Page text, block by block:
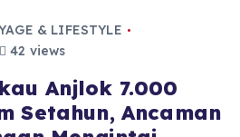
& LIFESTYLE
42 views
Anjlok 7.000
Setahun, Ancaman